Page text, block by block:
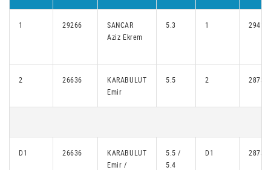
1 29266
SANCAR
Aziz Ekrem
5.3 1 29410
2 26636
KARABULUT
Emir
5.5 2 28736
D1 26636
KARABULUT
Emir /
5.5 /
5.4
D1 28736